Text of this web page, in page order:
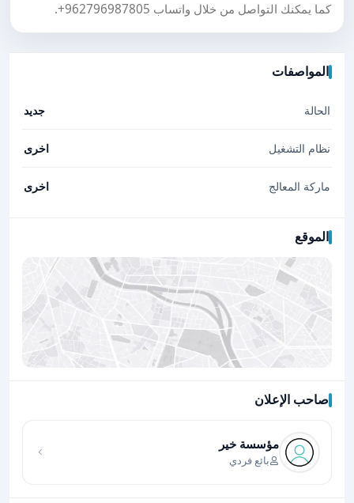
كما يمكنك التواصل من خلال واتساب +962796987805
.
المواصفات
الحالة جديد
نظام التشغيل اخرى
ماركة المعالج اخرى
الموقع
صاحب الإعلان
مؤسسة خير
بائع فردي